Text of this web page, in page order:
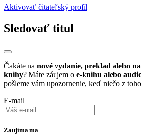
Aktivovať čitateľský profil
Sledovať titul
Čakáte na nové vydanie, preklad alebo
knihy? Máte záujem o e-knihu alebo
pošleme vám upozornenie, keď niečo z
E-mail
Zaujíma ma